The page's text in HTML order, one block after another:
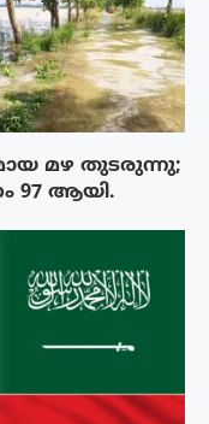
മഴ തുടരുന്നു;
97 ആയി.